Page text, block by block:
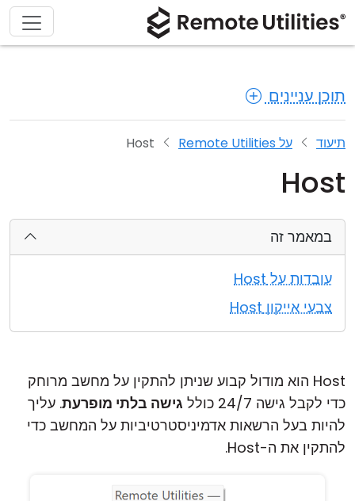
תוכן עניינים
תיעוד על Remote Utilities Host
Host
במאמר זה
עובדות על Host
צבעי אייקון Host
Host הוא מודול קבוע שניתן להתקין על מחשב מרוחק
כדי לקבל גישה 24/7 כולל
גישה בלתי מופרעת. עליך
להיות בעל הרשאות אדמיניסטרטיביות על המחשב כדי
להתקין את ה-Host.